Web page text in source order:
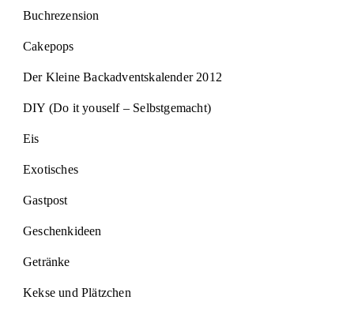
Buchrezension
Cakepops
Der Kleine Backadventskalender 2012
DIY (Do it youself – Selbstgemacht)
Eis
Exotisches
Gastpost
Geschenkideen
Getränke
Kekse und Plätzchen